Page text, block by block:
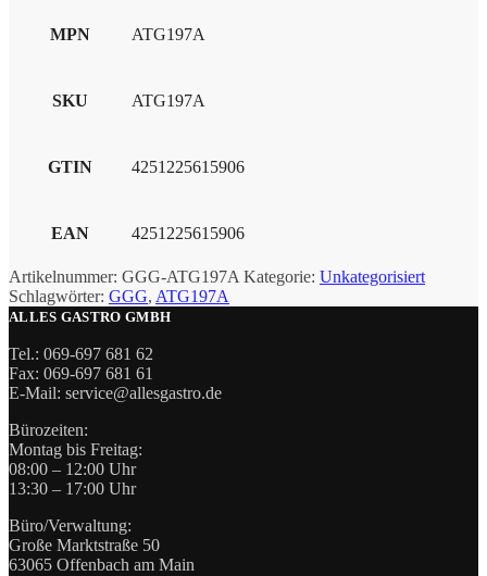
MPN ATG197A
SKU ATG197A
GTIN 4251225615906
EAN 4251225615906
Artikelnummer: GGG-ATG197A Kategorie: Unkategorisiert
Schlagwörter: GGG, ATG197A
ALLES GASTRO GMBH
Tel.: 069-697 681 62
Fax: 069-697 681 61
E-Mail: service@allesgastro.de
Bürozeiten:
Montag bis Freitag:
08:00 – 12:00 Uhr
13:30 – 17:00 Uhr
Büro/Verwaltung:
Große Marktstraße 50
63065 Offenbach am Main